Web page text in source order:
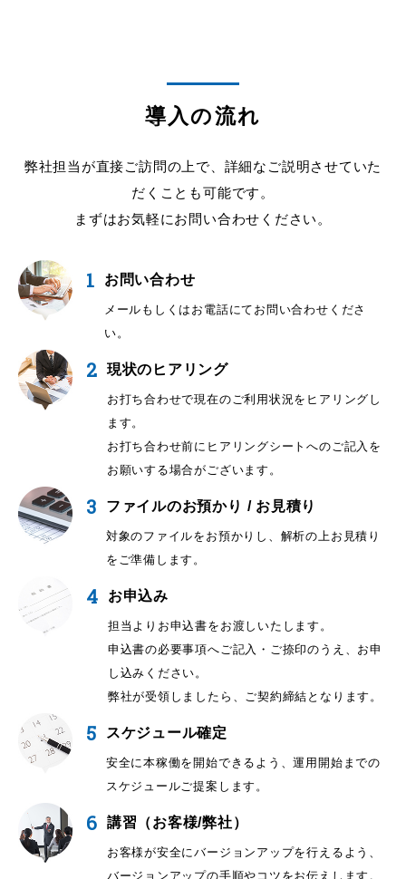
導入の流れ
弊社担当が直接ご訪問の上で、詳細なご説明させていた
だくことも可能です。
まずはお気軽にお問い合わせください。
1 お問い合わせ
メールもしくはお電話にてお問い合わせくださ
い。
2 現状のヒアリング
お打ち合わせで現在のご利用状況をヒアリングし
ます。
お打ち合わせ前にヒアリングシートへのご記入を
お願いする場合がございます。
3 ファイルのお預かり / お見積り
対象のファイルをお預かりし、解析の上お見積り
をご準備します。
4 お申込み
担当よりお申込書をお渡しいたします。
申込書の必要事項へご記入・ご捺印のうえ、お申
し込みください。
弊社が受領しましたら、ご契約締結となります。
5 スケジュール確定
安全に本稼働を開始できるよう、運用開始までの
スケジュールご提案します。
6 講習（お客様/弊社）
お客様が安全にバージョンアップを行えるよう、
バージョンアップの手順やコツをお伝えします。